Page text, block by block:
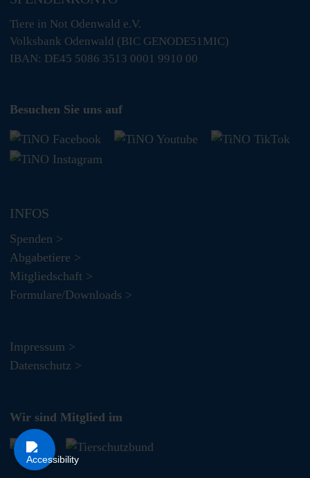
Tiere in Not Odenwald e.V.
Volksbank Odenwald (BIC GENODE51MIC)
IBAN: DE45 5086 3513 0001 9910 00
Besuchen Sie uns auf
INFOS
Spenden >
Abgabetiere >
Mitgliedschaft >
Formulare/Downloads >
Impressum >
Datenschutz >
Wir sind Mitglied im